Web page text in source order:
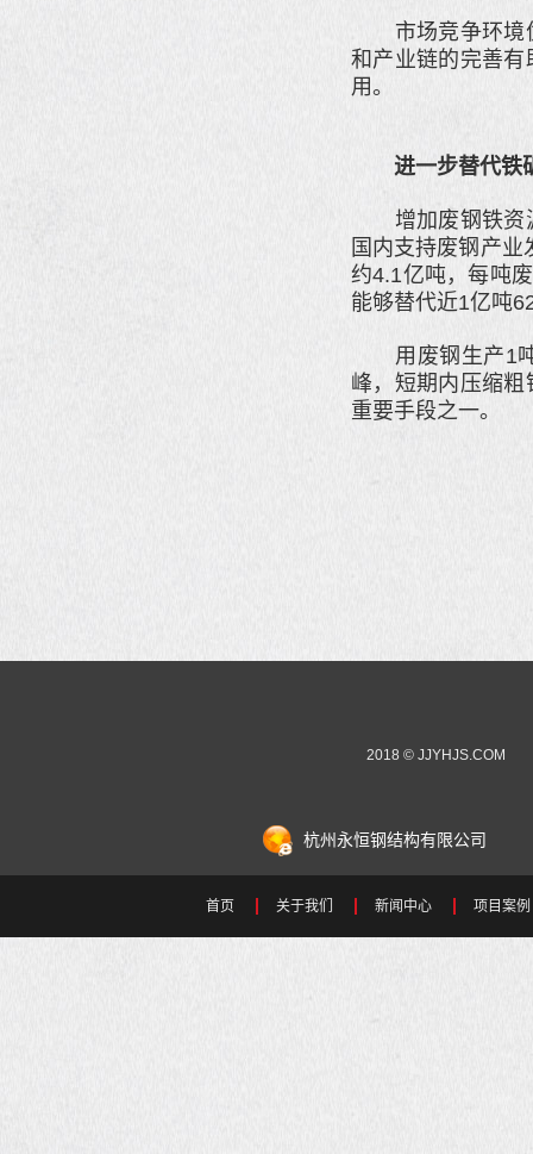
市场竞争环境优
和产业链的完善
用。
进一步替代铁
增加废钢铁资源
国内支持废钢产
约4.1亿吨，每吨
能够替代近1亿吨
用废钢生产1吨
峰，短期内压缩
重要手段之一。
2018 © JJYHJS.COM
杭州永恒钢结构有限公司
首页 关于我们 新闻中心 项目案例